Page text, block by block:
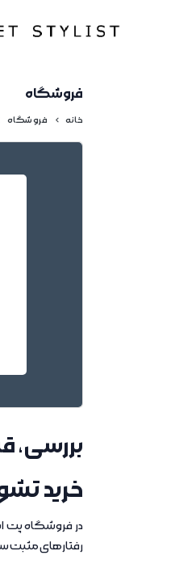
فروشگاه
خانه فروشگاه
بررسی،
خرید
در فروشگاه پت
رفتارهای مثبت